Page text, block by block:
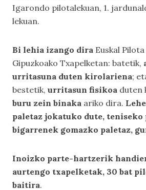
Igarondo pilotalekuan, 1.
lekuan.
Bi lehia izango dira Euskal
Gipuzkoako Txapelketan: batetik,
urritasuna duten kirolariena;
bestetik, urritasun fisikoa duten
buru zein binaka ariko dira.
paletaz jokatuko dute,
bigarrenek gomazko paletaz,
Inoizko parte-hartzerik
aurtengo txapelketak, 30 bat
baitira.